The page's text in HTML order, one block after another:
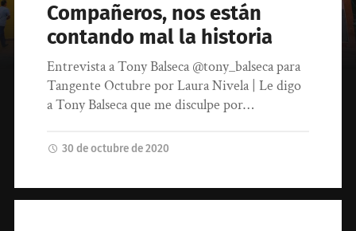
Compañeros, nos están
contando mal la historia
Entrevista a Tony Balseca @tony_balseca para
Tangente Octubre por Laura Nivela | Le digo
a Tony Balseca que me disculpe por…
30 de octubre de 2020